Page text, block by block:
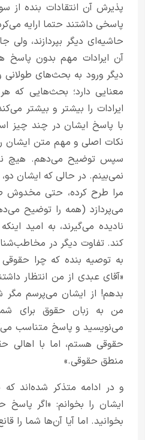
پذیرش آن انتقادات بنده از
پاسخی داشتند حتما ارایه
حاشیه‌ای دیگر بپردازند،
آن ایرادات مهم بدون پاسخ
دیگر ورود به بحث‌های
معنایی دارد؛ بحث‌هایی که
ایرادات را بیشتر و بیشتر
با پاسخ ایشان در چند چیز
نکات اصلی و مهم متن ایشان
سپس توضیح می‌دهم. هیچ
نمی‌بینم. در حالی که ایشان
مرا طرح کرده، حتی مخدوش
می‌پردازد (همه را توضیح
نادیده می‌گیرند، به امید
کند. تفاوت دیگر در
به توصیه بنده که چرا حقوقی
«آقای عبدی از من انتظار
بدهم! از ایشان می‌پرسم
من به زبان حقوق برای
می‌نویسید و پاسخ متناسب
حقوقی هستم، اما با اهالی
منطق حقوقی.»
و در ادامه متذکر شده‌اند
ایشان را بخوانم: «اگر
بخوانید. اما آیا آن‌ها شما را